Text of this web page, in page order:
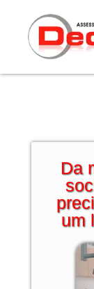
conteúdo
Da
um